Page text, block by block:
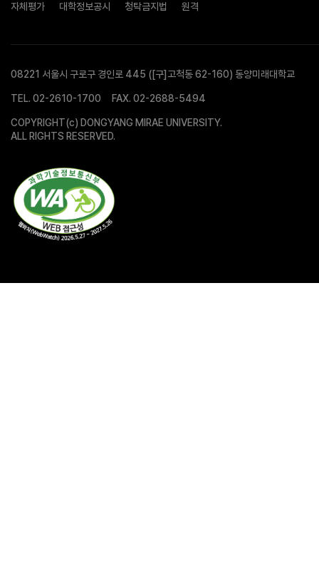
자체평가
대학정보공시 청탁금지법 원격
08221 서울시 구로구 경인로 445 ([구]고척동 62-160) 동양미래대학교
TEL. 02-2610-1700 FAX. 02-2688-5494
COPYRIGHT(c) DONGYANG MIRAE UNIVERSITY.
ALL RIGHTS RESERVED.